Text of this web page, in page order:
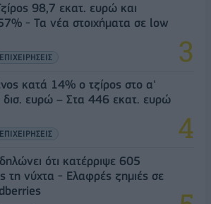
98,7 εκατ. ευρώ και
- Τα νέα στοιχήματα σε low
ΕΠΙΧΕΙΡΗΣΕΙΣ
κατά 14% ο τζίρος στο α'
δισ. ευρώ – Στα 446 εκατ. ευρώ
ΕΠΙΧΕΙΡΗΣΕΙΣ
ότι κατέρριψε 605
τη νύχτα - Ελαφρές ζημιές σε